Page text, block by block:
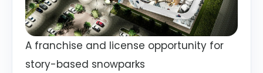
A franchise and license opportunity for
story-based snowparks